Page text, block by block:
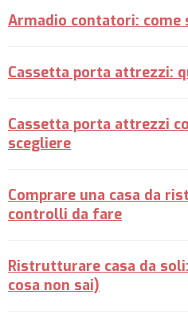
Armadio contatori:
Cassetta porta attrezzi:
Cassetta porta attrezzi
scegliere
Comprare una casa da
controlli da fare
Ristrutturare casa da
cosa non sai)